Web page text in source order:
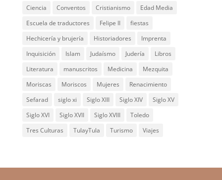
Ciencia
Conventos Cristianismo
Edad Media
Escuela de traductores
Felipe II
fiestas
Hechicería y brujería
Historiadores
Imprenta
Inquisición
Islam Judaísmo Judería
Libros
Literatura
manuscritos Medicina
Mezquita
Moriscas
Moriscos Mujeres
Renacimiento
Sefarad
siglo xi Siglo XIII Siglo XIV
Siglo XV
Siglo XVI
Siglo XVII Siglo XVIII
Toledo
Tres Culturas
TulayTula Turismo Viajes